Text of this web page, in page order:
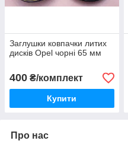
Заглушки ковпачки литих
дисків Opel чорні 65 мм
400 ₴/комплект
Купити
Про нас